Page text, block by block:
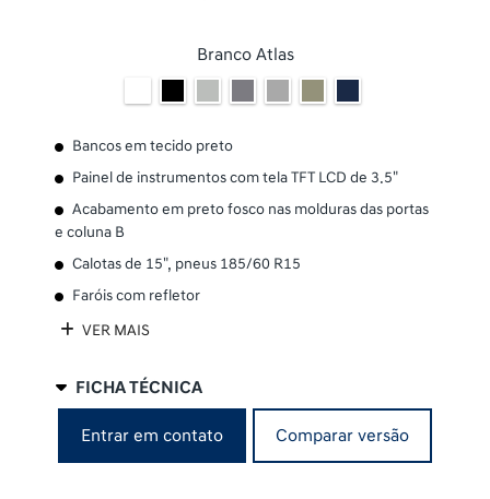
Branco Atlas
Bancos em tecido preto
Painel de instrumentos com tela TFT LCD de 3.5"
Acabamento em preto fosco nas molduras das portas
e coluna B
Calotas de 15", pneus 185/60 R15
Faróis com refletor
VER MAIS
FICHA TÉCNICA
Entrar em contato Comparar versão